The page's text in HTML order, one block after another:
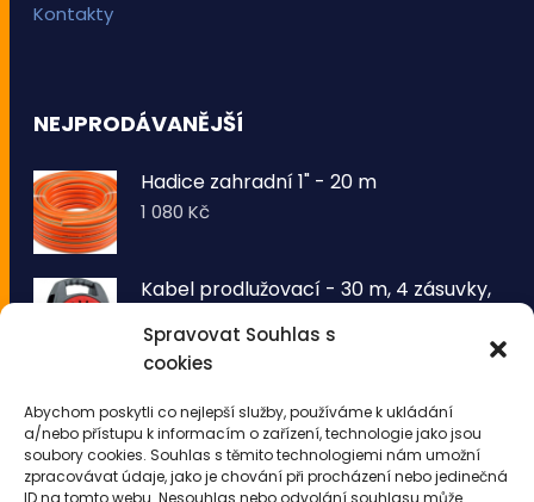
Spravovat Souhlas s
cookies
Abychom poskytli co nejlepší služby, používáme k ukládání
a/nebo přístupu k informacím o zařízení, technologie jako jsou
soubory cookies. Souhlas s těmito technologiemi nám umožní
zpracovávat údaje, jako je chování při procházení nebo jedinečná
ID na tomto webu. Nesouhlas nebo odvolání souhlasu může
Kontakty
NEJPRODÁVANĚJŠÍ
Hadice zahradní 1" - 20 m
1 080Kč
Kabel prodlužovací - 30 m, 4 zásuvky,
1 260Kč
drátů 50 LED - teplá bílá
343Kč